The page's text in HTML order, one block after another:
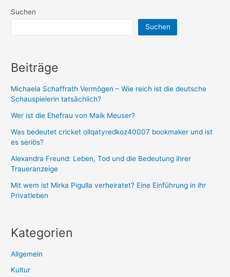
anders
Analyse!
Suchen
Suchen
Beiträge
Michaela Schaffrath Vermögen – Wie reich ist die deutsche
Schauspielerin tatsächlich?
Wer ist die Ehefrau von Maik Meuser?
Was bedeutet cricket ollqatyredkoz40007 bookmaker und ist
es seriös?
Alexandra Freund: Leben, Tod und die Bedeutung ihrer
Traueranzeige
Mit wem ist Mirka Pigulla verheiratet? Eine Einführung in ihr
Privatleben
Kategorien
Allgemein
Kultur